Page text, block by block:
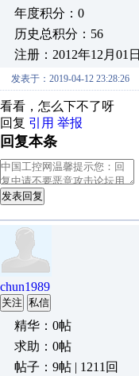
年度积分：0
历史总积分：56
注册：2012年12月01日
发表于：2019-04-12 23:28:26
看看，怎么下不了呀
回复 引用 举报
回复本条
发表回复
chun1989
关注 私信
精华：0帖
求助：0帖
帖子：9帖 | 1211回